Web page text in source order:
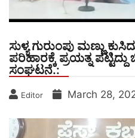
ಸುಳ್ಯ ಗುರುಂಪು ಮಣ್ಣು
ಪರಿಹಾರಕ್ಕೆ ಪ್ರಯತ್ನ
ಸಂಘಟನೆ.:
Editor March 28,